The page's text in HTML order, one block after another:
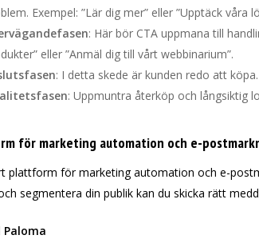
Exempel: ”Lär dig mer” eller ”Upptäck våra
: Här bör CTA uppmana till
eller ”Anmäl dig till vårt webbinarium”.
: I detta skede är kunden redo att
: Uppmuntra återköp och långsiktig
för marketing automation och e-
plattform för marketing automation och e-
segmentera din publik kan du skicka rätt
Paloma